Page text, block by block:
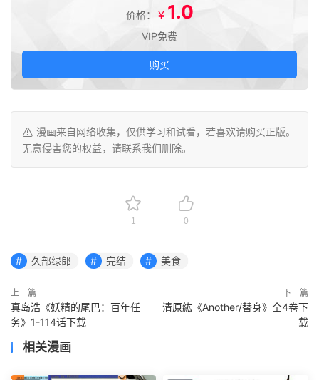
价格： ￥1.0
VIP免费
购买
漫画来自网络收集，仅供学习和试看，若喜欢请购买正版。
无意侵害您的权益，请联系我们删除。
1 0
久部绿郎 完结 美食
上一篇
真岛浩《妖精的尾巴：百年任
务》1-114话下载
下一篇
清原紘《Another/替身》全4卷下
载
相关漫画